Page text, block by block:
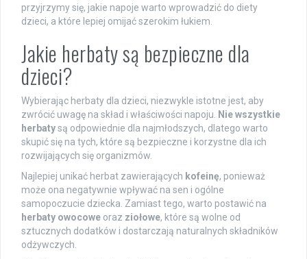
przyjrzymy się, jakie napoje warto wprowadzić do diety
dzieci, a które lepiej omijać szerokim łukiem.
Jakie herbaty są bezpieczne dla
dzieci?
Wybierając herbaty dla dzieci, niezwykle istotne jest, aby
zwrócić uwagę na skład i właściwości napoju.
Nie wszystkie
herbatysą odpowiednie dla najmłodszych, dlatego warto
skupić się na tych, które są bezpieczne i korzystne dla ich
rozwijających się organizmów.
Najlepiej unikać herbat zawierających kofeinę, ponieważ
może ona negatywnie wpływać na sen i ogólne
samopoczucie dziecka. Zamiast tego, warto postawić na
herbaty owocowe oraz ziołowe, które są wolne od
sztucznych dodatków i dostarczają naturalnych składników
odżywczych.